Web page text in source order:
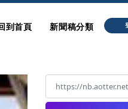
到首頁 新聞稿分類